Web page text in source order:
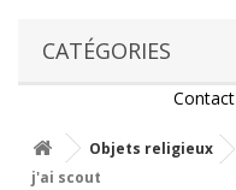
CATÉGORIES
Contact
Objets religieux
j'ai scout